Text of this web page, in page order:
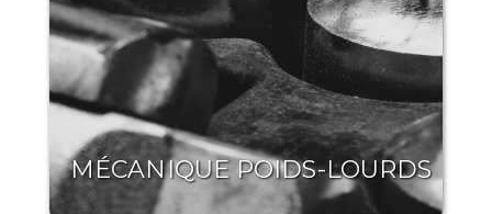
MÉCANIQUE POIDS-LOURDS